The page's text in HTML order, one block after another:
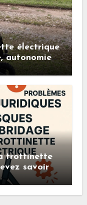
électrique
autonomie
trottinette
savoir